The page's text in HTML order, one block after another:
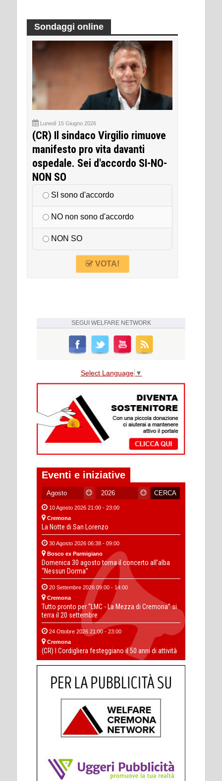
Sondaggi online
Lunedì 15 Giugno 2026
(CR) Il sindaco Virgilio rimuove
manifesto pro vita davanti
ospedale. Sei d'accordo SI-NO-
NON SO
SI sono d'accordo
NO non sono d'accordo
NON SO
VOTA!
SEGUI WELFARE NETWORK
Select Language ▼
Eventi e iniziative
10 Agosto 2026 21:00 - 23:00
Cremona
La Notte di San Lorenzo
30 Agosto 2026 06:38 - 09:00
Bosco ex Parmigiano
Domenica 30 agosto torna il concerto all’alba
“Nessun Dorma”
20 Settembre 2026 09:00 - 14:00
Cremona
Tutto pronto per “LMC - La Mezza di Cremona” si
terra il 20 settembre
24 Ottobre 2026 21:00 - 23:00
Cremona
(CR) I Cordigliera festeggiano il 50 anni di attività